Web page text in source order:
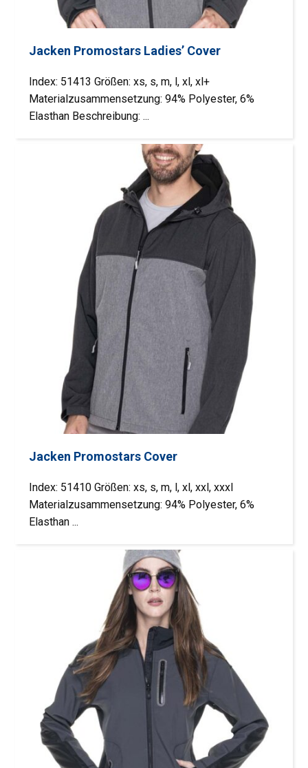
Jacken Promostars Ladies’ Cover
Index: 51413 Größen: xs, s, m, l, xl, xl+
Materialzusammensetzung: 94% Polyester, 6%
Elasthan Beschreibung: ...
Jacken Promostars Cover
Index: 51410 Größen: xs, s, m, l, xl, xxl, xxxl
Materialzusammensetzung: 94% Polyester, 6%
Elasthan ...